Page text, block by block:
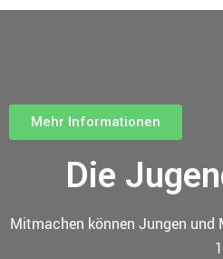
Mehr Informationen
Die
Mitmachen können Jungen und